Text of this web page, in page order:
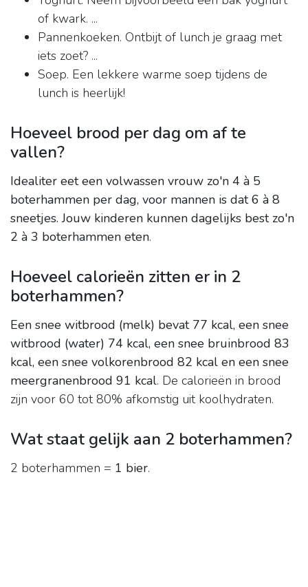
of kwark. ...
Pannenkoeken. Ontbijt of lunch je graag met
iets zoet? ...
Soep. Een lekkere warme soep tijdens de
lunch is heerlijk!
Hoeveel brood per dag om af te
vallen?
Idealiter eet een volwassen vrouw zo'n 4 à 5
boterhammen per dag, voor mannen is dat 6 à 8
sneetjes. Jouw kinderen kunnen dagelijks best zo'n
2 à 3 boterhammen eten.
Hoeveel calorieën zitten er in 2
boterhammen?
Een snee witbrood (melk) bevat 77 kcal, een snee
witbrood (water) 74 kcal, een snee bruinbrood 83
kcal, een snee volkorenbrood 82 kcal en een snee
meergranenbrood 91 kcal. De calorieën in brood
zijn voor 60 tot 80% afkomstig uit koolhydraten.
Wat staat gelijk aan 2 boterhammen?
2 boterhammen = 1 bier.